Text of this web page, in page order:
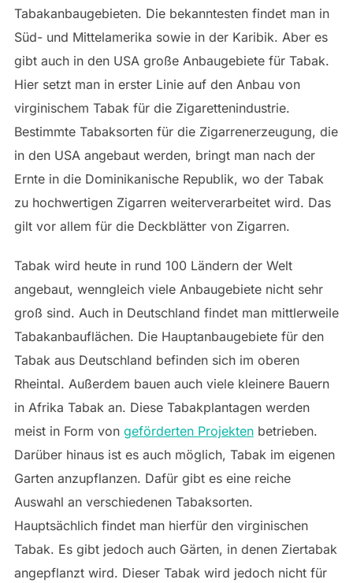
Tabakanbaugebieten. Die bekanntesten findet man in
Süd- und Mittelamerika sowie in der Karibik. Aber es
gibt auch in den USA große Anbaugebiete für Tabak.
Hier setzt man in erster Linie auf den Anbau von
virginischem Tabak für die Zigarettenindustrie.
Bestimmte Tabaksorten für die Zigarrenerzeugung, die
in den USA angebaut werden, bringt man nach der
Ernte in die Dominikanische Republik, wo der Tabak
zu hochwertigen Zigarren weiterverarbeitet wird. Das
gilt vor allem für die Deckblätter von Zigarren.
Tabak wird heute in rund 100 Ländern der Welt
angebaut, wenngleich viele Anbaugebiete nicht sehr
groß sind. Auch in Deutschland findet man mittlerweile
Tabakanbauflächen. Die Hauptanbaugebiete für den
Tabak aus Deutschland befinden sich im oberen
Rheintal. Außerdem bauen auch viele kleinere Bauern
in Afrika Tabak an. Diese Tabakplantagen werden
meist in Form von geförderten Projektenbetrieben.
Darüber hinaus ist es auch möglich, Tabak im eigenen
Garten anzupflanzen. Dafür gibt es eine reiche
Auswahl an verschiedenen Tabaksorten.
Hauptsächlich findet man hierfür den virginischen
Tabak. Es gibt jedoch auch Gärten, in denen Ziertabak
angepflanzt wird. Dieser Tabak wird jedoch nicht für